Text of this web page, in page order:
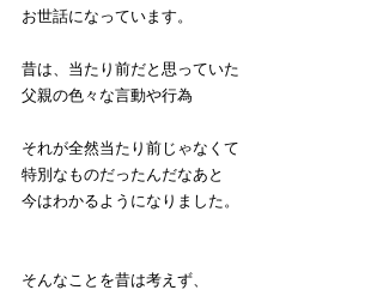
お世話になっています。
昔は、当たり前だと思っていた
父親の色々な言動や行為
それが全然当たり前じゃなくて
特別なものだったんだなあと
今はわかるようになりました。
そんなことを昔は考えず、